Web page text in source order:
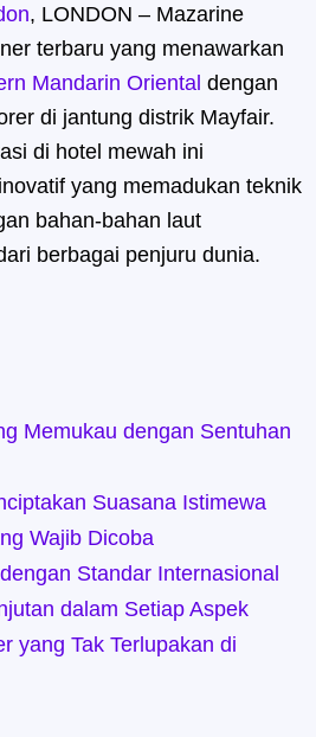
, LONDON – Mazarine
terbaru yang menawarkan
Mandarin Oriental dengan
di jantung distrik Mayfair.
di hotel mewah ini
yang memadukan teknik
bahan-bahan laut
berbagai penjuru dunia.
Memukau dengan Sentuhan
Suasana Istimewa
Wajib Dicoba
Standar Internasional
dalam Setiap Aspek
yang Tak Terlupakan di